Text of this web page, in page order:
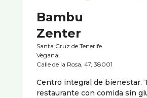
Bambu
Zenter
Santa Cruz de Tenerife
Vegana
Calle de la Rosa, 47, 38001
Centro integral de bienestar.
restaurante con comida sin